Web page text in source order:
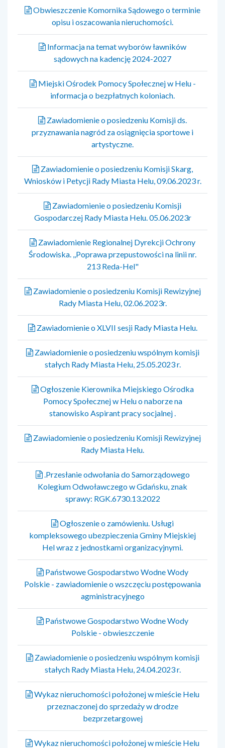
Obwieszczenie Komornika Sądowego o terminie
opisu i oszacowania nieruchomości.
Informacja na temat wyborów ławników
sądowych na kadencję 2024-2027
Miejski Ośrodek Pomocy Społecznej w Helu -
informacja o bezpłatnych koloniach.
Zawiadomienie o posiedzeniu Komisji ds.
przyznawania nagród za osiągnięcia sportowe i
artystyczne.
Zawiadomienie o posiedzeniu Komisji Skarg,
Wniosków i Petycji Rady Miasta Helu, 09.06.2023 r.
Zawiadomienie o posiedzeniu Komisji
Gospodarczej Rady Miasta Helu. 05.06.2023r
Zawiadomienie Regionalnej Dyrekcji Ochrony
Środowiska. ,,Poprawa przepustowości na linii nr.
213 Reda-Hel"
Zawiadomienie o posiedzeniu Komisji Rewizyjnej
Rady Miasta Helu, 02.06.2023r.
Zawiadomienie o XLVII sesji Rady Miasta Helu.
Zawiadomienie o posiedzeniu wspólnym komisji
stałych Rady Miasta Helu, 25.05.2023 r.
Ogłoszenie Kierownika Miejskiego Ośrodka
Pomocy Społecznej w Helu o naborze na
stanowisko Aspirant pracy socjalnej .
Zawiadomienie o posiedzeniu Komisji Rewizyjnej
Rady Miasta Helu.
.Przesłanie odwołania do Samorządowego
Kolegium Odwoławczego w Gdańsku, znak
sprawy: RGK.6730.13.2022
Ogłoszenie o zamówieniu. Usługi
kompleksowego ubezpieczenia Gminy Miejskiej
Hel wraz z jednostkami organizacyjnymi.
Państwowe Gospodarstwo Wodne Wody
Polskie - zawiadomienie o wszczęciu postępowania
agministracyjnego
Państwowe Gospodarstwo Wodne Wody
Polskie - obwieszczenie
Zawiadomienie o posiedzeniu wspólnym komisji
stałych Rady Miasta Helu, 24.04.2023 r.
Wykaz nieruchomości położonej w mieście Helu
przeznaczonej do sprzedaży w drodze
bezprzetargowej
Wykaz nieruchomości położonej w mieście Helu